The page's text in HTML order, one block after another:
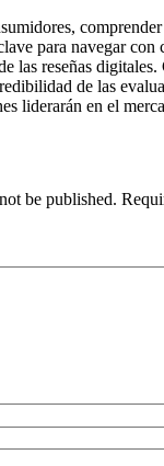
para navegar
las reseñas
de las
liderarán en el
be published.